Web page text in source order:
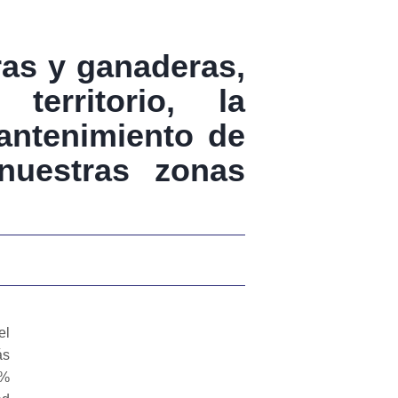
y ganaderas,
territorio, la
de
zonas